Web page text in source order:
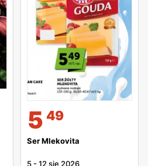
5 49
Ser Mlekovita
5 -12 sie 2026